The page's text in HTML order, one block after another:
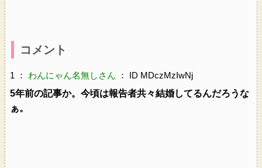
コメント
1 ： わんにゃん名無しさん ： ID MDczMzIwNj
5年前の記事か。今頃は報告者共々結婚してるんだろうな
ぁ。